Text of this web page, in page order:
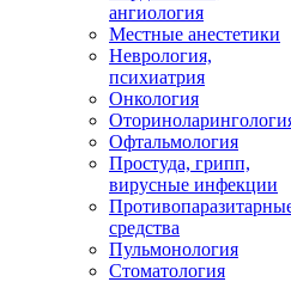
ангиология
Местные анестетики
Неврология,
психиатрия
Онкология
Офтальмология
Простуда, грипп,
вирусные инфекции
средства
Пульмонология
Стоматология